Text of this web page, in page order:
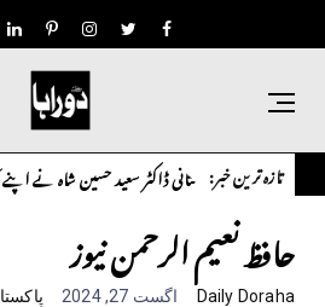
تازہ ترین خبر:
اوورسیز پاکستانی ڈاکٹر سعید حسین شاہ نے اپنے
حافظ نعیم الرحمن نیوز
Daily Doraha اگست 27, 2024